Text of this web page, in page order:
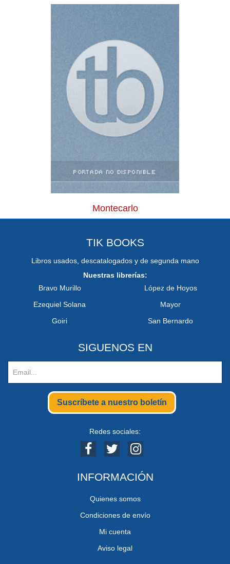
Montecarlo
TIK BOOKS
Libros usados, descatalogados y de segunda mano
Nuestras librerías:
Bravo Murillo
Ezequiel Solana
Goiri
López de Hoyos
Mayor
San Bernardo
SIGUENOS EN
Suscríbete a nuestro boletín
Redes sociales:
INFORMACIÓN
Quienes somos
Condiciones de envío
Mi cuenta
Aviso legal